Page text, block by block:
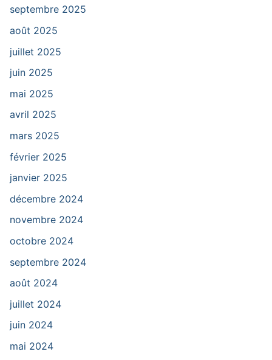
septembre 2025
août 2025
juillet 2025
juin 2025
mai 2025
avril 2025
mars 2025
février 2025
janvier 2025
décembre 2024
novembre 2024
octobre 2024
septembre 2024
août 2024
juillet 2024
juin 2024
mai 2024